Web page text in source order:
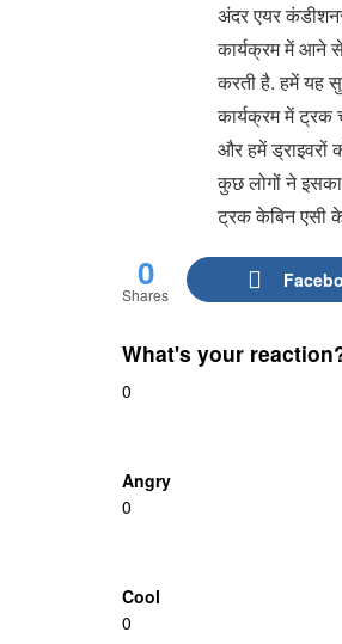
अंदर एयर
कार्यक्रम में आने
करती है. हमें यह
कार्यक्रम में ट्रक
और हमें ड्राइवरों
कुछ लोगों ने
ट्रक केबिन एसी
0
Shares
What's your
0
Angry
0
Cool
0